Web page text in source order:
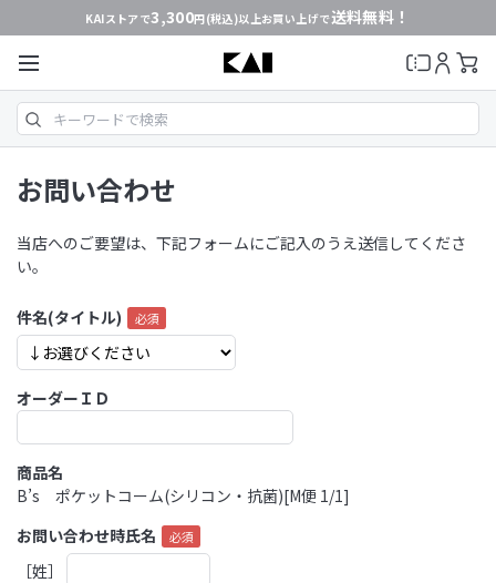
KAIストアで3,300円(税込)以上お買い上げで送料無料！
お問い合わせ
当店へのご要望は、下記フォームにご記入のうえ送信してくださ
い。
件名(タイトル)
オーダーＩＤ
商品名
B’s ポケットコーム(シリコン・抗菌)[M便 1/1]
お問い合わせ時氏名
［姓］